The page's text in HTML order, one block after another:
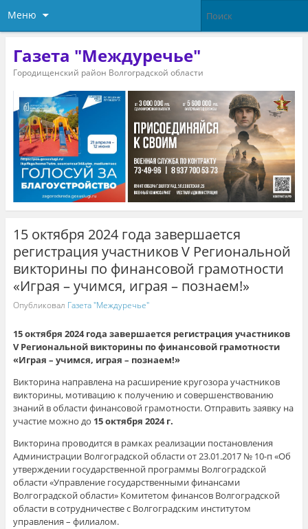
Меню
Газета "Междуречье"
Городищенский район Волгоградской области
15 октября 2024 года завершается
регистрация участников V Региональной
викторины по финансовой грамотности
«Играя – учимся, играя – познаем!»
Опубликовал Газета "Междуречье"
15 октября 2024 года завершается регистрация участников
VРегиональной викторины по финансовой грамотности
«Играя – учимся, играя – познаем!»
Викторина направлена на расширение кругозора участников
викторины, мотивацию к получению и совершенствованию
знаний в области финансовой грамотности. Отправить заявку на
участие можно до 15 октября 2024 г.
Викторина проводится в рамках реализации постановления
Администрации Волгоградской области от 23.01.2017 № 10-п «Об
утверждении государственной программы Волгоградской
области «Управление государственными финансами
Волгоградской области» Комитетом финансов Волгоградской
области в сотрудничестве с Волгоградским институтом
управления – филиалом.